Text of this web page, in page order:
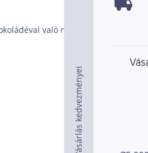
való munkához, rugalmas
Vásárlás kedvezményei